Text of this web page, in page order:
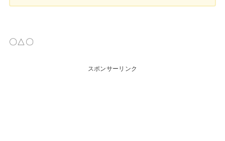
〇△〇
スポンサーリンク